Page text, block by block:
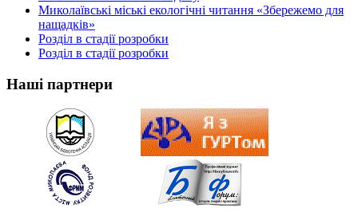
Миколаївські міські екологічні читання «Збережемо для
нащадків»
Розділ в стадії розробки
Розділ в стадії розробки
Наші партнери